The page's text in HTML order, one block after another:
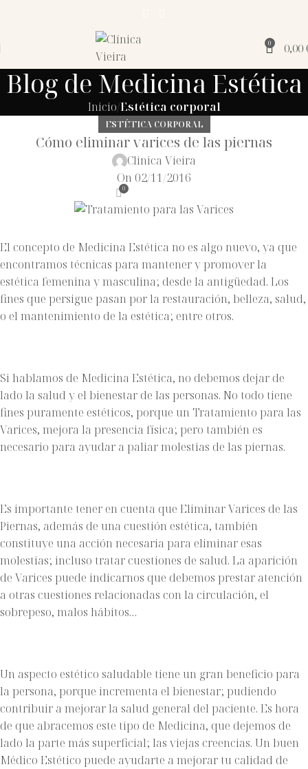
0 0,00
Blog de Medicina Estética
Inicio Estética corporal
ESTÉTICA CORPORAL
Cómo eliminar varices de las piernas
Clinica Vieira
On 02/11/2016
0
El concepto de Medicina Estética no es algo nuevo, ya que
encontramos técnicas para mantener y promover la
estética femenina y masculina; desde la antigüedad. Los
fines que persigue pasan por la restauración, belleza, salud,
o el mantenimiento de la estética; entre otros.
Si hablamos de Medicina Estética, no debemos dejar de
lado la salud y el bienestar de las personas. No todo tiene
fines puramente estéticos, porque un Tratamiento para las
Varices, mejora la presencia física; pero también es
necesario para ayudar a paliar molestias de las piernas.
Es importante tener en cuenta que Eliminar Varices de las
Piernas, además de una cuestión estética, también
constituye una acción necesaria para eliminar esas
molestias; incluso tratar cuestiones de salud. La aparición
de Varices puede indicarnos que debemos prestar atención
a otras cuestiones relacionadas con la circulación, el
sobrepeso, malos hábitos…
Un aspecto estético saludable tiene un gran beneficio para
la persona, porque incrementa el bienestar; pudiendo
contribuir a mejorar la salud general del paciente. Es hora
de que abracemos este tipo de Medicina, que dejemos de
lado la parte más superficial; las viejas creencias. Un buen
Médico Estético puede ayudarte a mejorar tu calidad de